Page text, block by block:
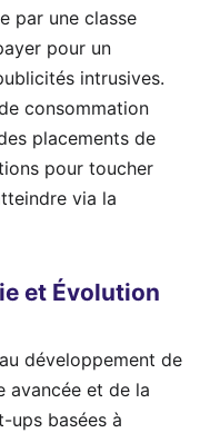
par une classe
pour un
intrusives.
consommation
placements de
pour toucher
via la
et Évolution
développement de
avancée et de la
ups basées à